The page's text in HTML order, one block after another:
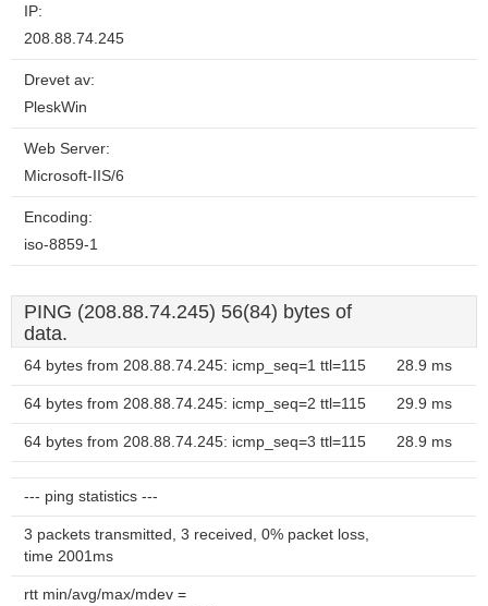
IP:
208.88.74.245
Drevet av:
PleskWin
Web Server:
Microsoft-IIS/6
Encoding:
iso-8859-1
PING (208.88.74.245) 56(84) bytes of
data.
64 bytes from 208.88.74.245: icmp_seq=1 ttl=115 28.9 ms
64 bytes from 208.88.74.245: icmp_seq=2 ttl=115 29.9 ms
64 bytes from 208.88.74.245: icmp_seq=3 ttl=115 28.9 ms
--- ping statistics ---
3 packets transmitted, 3 received, 0% packet loss,
time 2001ms
rtt min/avg/max/mdev =